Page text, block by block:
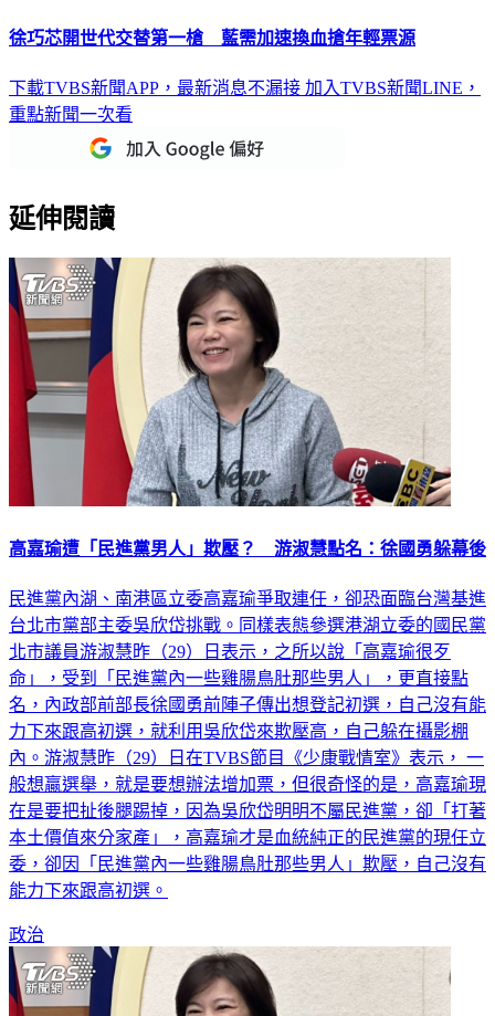
徐巧芯開世代交替第一槍 藍需加速換血搶年輕票源
下載TVBS新聞APP，最新消息不漏接 加入TVBS新聞LINE，
重點新聞一次看
延伸閱讀
高嘉瑜遭「民進黨男人」欺壓？ 游淑慧點名：徐國勇躲幕後
民進黨內湖、南港區立委高嘉瑜爭取連任，卻恐面臨台灣基進
台北市黨部主委吳欣岱挑戰。同樣表態參選港湖立委的國民黨
北市議員游淑慧昨（29）日表示，之所以說「高嘉瑜很歹
命」，受到「民進黨內一些雞腸鳥肚那些男人」，更直接點
名，內政部前部長徐國勇前陣子傳出想登記初選，自己沒有能
力下來跟高初選，就利用吳欣岱來欺壓高，自己躲在攝影棚
內。游淑慧昨（29）日在TVBS節目《少康戰情室》表示， 一
般想贏選舉，就是要想辦法增加票，但很奇怪的是，高嘉瑜現
在是要把扯後腿踢掉，因為吳欣岱明明不屬民進黨，卻「打著
本土價值來分家產」，高嘉瑜才是血統純正的民進黨的現任立
委，卻因「民進黨內一些雞腸鳥肚那些男人」欺壓，自己沒有
能力下來跟高初選。
政治